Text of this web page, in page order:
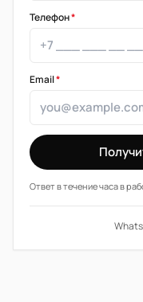
Телефон*
Email*
Ответ в течение часа в